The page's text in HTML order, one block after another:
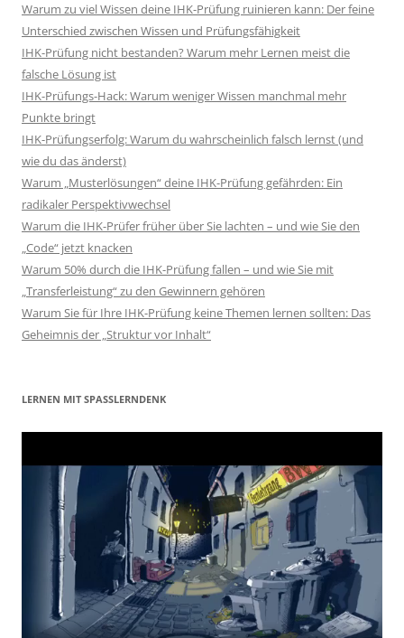
Warum zu viel Wissen deine IHK-Prüfung ruinieren kann: Der feine
Unterschied zwischen Wissen und Prüfungsfähigkeit
IHK-Prüfung nicht bestanden? Warum mehr Lernen meist die
falsche Lösung ist
IHK-Prüfungs-Hack: Warum weniger Wissen manchmal mehr
Punkte bringt
IHK-Prüfungserfolg: Warum du wahrscheinlich falsch lernst (und
wie du das änderst)
Warum „Musterlösungen“ deine IHK-Prüfung gefährden: Ein
radikaler Perspektivwechsel
Warum die IHK-Prüfer früher über Sie lachten – und wie Sie den
„Code“ jetzt knacken
Warum 50% durch die IHK-Prüfung fallen – und wie Sie mit
„Transferleistung“ zu den Gewinnern gehören
Warum Sie für Ihre IHK-Prüfung keine Themen lernen sollten: Das
Geheimnis der „Struktur vor Inhalt“
LERNEN MIT SPASSLERNDENK